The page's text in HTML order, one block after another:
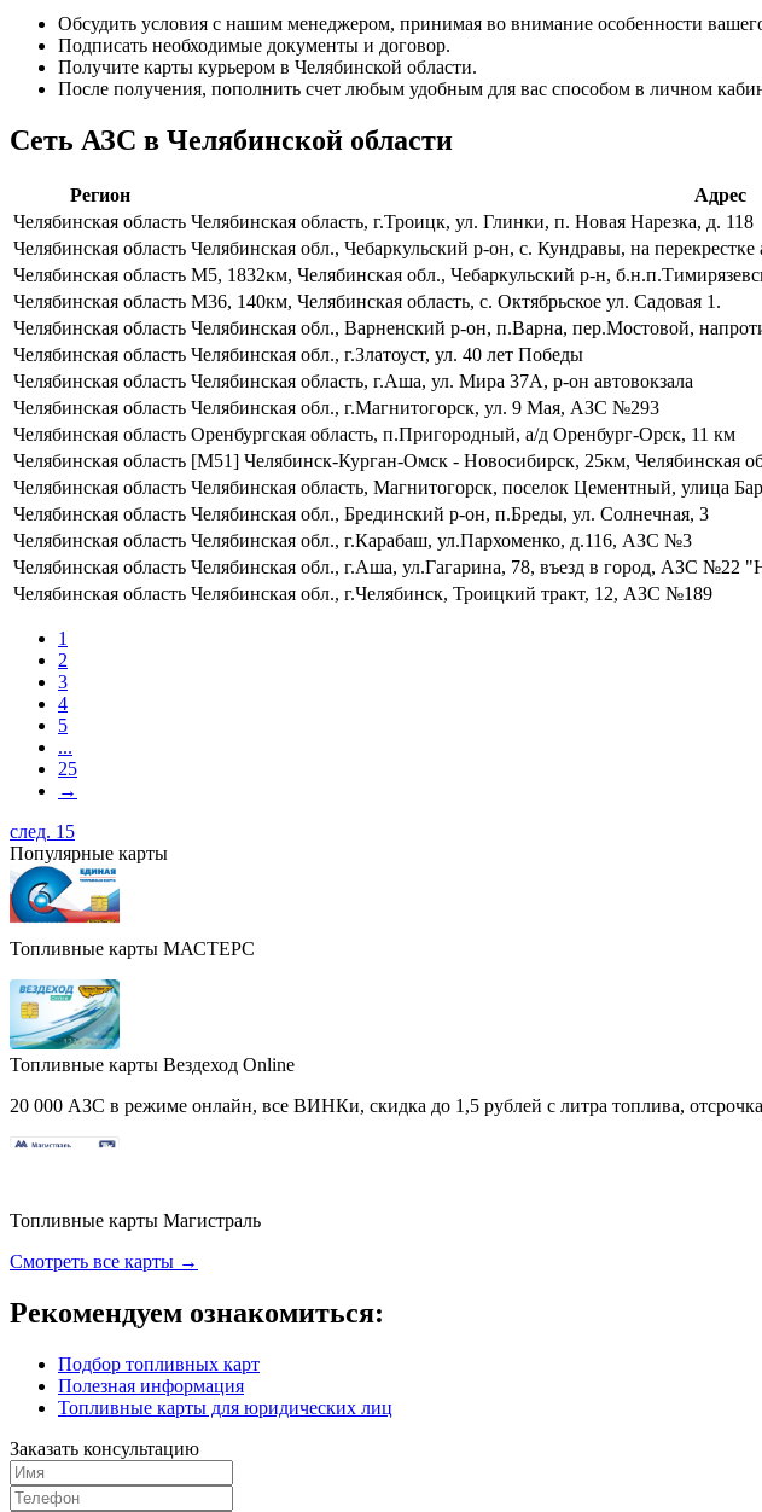
Обсудить условия с нашим менеджером, принимая во внимание особенности
Подписать необходимые документы и договор.
Получите карты курьером в Челябинской области.
После получения, пополнить счет любым удобным для вас способом в личном
Сеть АЗС в Челябинской области
Регион
Адрес
Челябинская область Челябинская область, г.Троицк, ул. Глинки, п. Новая Нарезка, д. 118
Челябинская область Челябинская обл., Чебаркульский р-он, с. Кундравы, на
Челябинская область М5, 1832км, Челябинская обл., Чебаркульский р-н,
Челябинская область М36, 140км, Челябинская область, с. Октябрьское ул. Садовая 1.
Челябинская область Челябинская обл., Варненский р-он, п.Варна, пер.Мостовой,
Челябинская область Челябинская обл., г.Златоуст, ул. 40 лет Победы
Челябинская область Челябинская область, г.Аша, ул. Мира 37А, р-он автовокзала
Челябинская область Челябинская обл., г.Магнитогорск, ул. 9 Мая, АЗС №293
Челябинская область Оренбургская область, п.Пригородный, а/д Оренбург-Орск, 11 км
Челябинская область [М51] Челябинск-Курган-Омск - Новосибирск, 25км, Челябинская
Челябинская область Челябинская область, Магнитогорск, поселок Цементный, улица
Челябинская область Челябинская обл., Брединский р-он, п.Бреды, ул. Солнечная, 3
Челябинская область Челябинская обл., г.Карабаш, ул.Пархоменко, д.116, АЗС №3
Челябинская область Челябинская обл., г.Аша, ул.Гагарина, 78, въезд в город, АЗС №22
Челябинская область Челябинская обл., г.Челябинск, Троицкий тракт, 12, АЗС №189
1
2
3
4
5
...
25
→
след. 15
Популярные карты
Топливные карты МАСТЕРС
Топливные карты Вездеход Online
20 000 АЗС в режиме онлайн, все ВИНКи, скидка до 1,5 рублей с литра топлива,
Топливные карты Магистраль
Смотреть все карты →
Рекомендуем ознакомиться:
Подбор топливных карт
Полезная информация
Топливные карты для юридических лиц
Заказать консультацию